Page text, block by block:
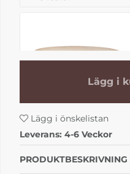
Höllviken
Vitpigmenterad ek
11 495 kr
Lägg i
Lägg i önskelistan
Leverans: 4-6 Veckor
PRODUKTBESKRIVNING